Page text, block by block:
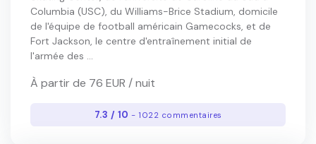
Columbia (USC), du Williams-Brice Stadium, domicile
de l'équipe de football américain Gamecocks, et de
Fort Jackson, le centre d'entraînement initial de
l'armée des ...
À partir de 76 EUR / nuit
7.3 / 10 - 1022 commentaires